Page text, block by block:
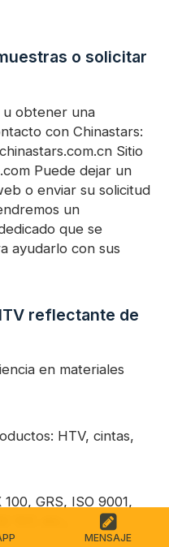
o solicitar
u obtener una
con Chinastars:
Sitio
Puede dejar un
o enviar su solicitud
un
que se
ayudarlo con sus
reflectante de
en materiales
HTV, cintas,
GRS, ISO 9001,
107, etc.;
MENSAJE